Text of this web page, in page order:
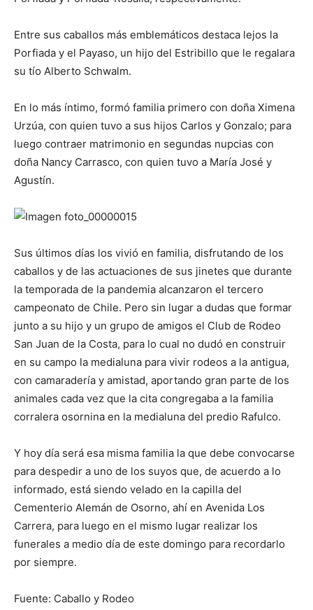
Entre sus caballos más emblemáticos destaca lejos la
Porfiada y el Payaso, un hijo del Estribillo que le regalara
su tío Alberto Schwalm.
En lo más íntimo, formó familia primero con doña Ximena
Urzúa, con quien tuvo a sus hijos Carlos y Gonzalo; para
luego contraer matrimonio en segundas nupcias con
doña Nancy Carrasco, con quien tuvo a María José y
Agustín.
Sus últimos días los vivió en familia, disfrutando de los
caballos y de las actuaciones de sus jinetes que durante
la temporada de la pandemia alcanzaron el tercero
campeonato de Chile. Pero sin lugar a dudas que formar
junto a su hijo y un grupo de amigos el Club de Rodeo
San Juan de la Costa, para lo cual no dudó en construir
en su campo la medialuna para vivir rodeos a la antigua,
con camaradería y amistad, aportando gran parte de los
animales cada vez que la cita congregaba a la familia
corralera osornina en la medialuna del predio Rafulco.
Y hoy día será esa misma familia la que debe convocarse
para despedir a uno de los suyos que, de acuerdo a lo
informado, está siendo velado en la capilla del
Cementerio Alemán de Osorno, ahí en Avenida Los
Carrera, para luego en el mismo lugar realizar los
funerales a medio día de este domingo para recordarlo
por siempre.
Fuente: Caballo y Rodeo